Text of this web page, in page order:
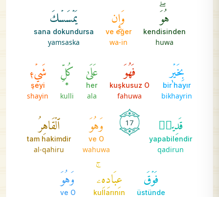
هُوَۖ
kendisinden
huwa
وَإِن
ve eğer
wa-in
يَمۡسَسۡكَ
sana dokundursa
yamsaska
بِخَيۡرٖ
bir hayır
bikhayrin
فَهُوَ
kuşkusuz O
fahuwa
عَلَىٰ
her
ala
كُلِّ
*
kulli
شَيۡءٖ
şeyi
shayin
قَدِيرٞ
yapabilendir
qadirun
17 وَهُوَ
ve O
wahuwa
ٱلۡقَاهِرُ
tam hakimdir
al-qahiru
فَوۡقَ
üstünde
عِبَادِهِۦۚ
kullarının
وَهُوَ
ve O